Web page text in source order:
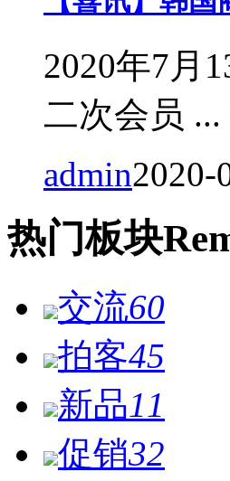
2020年7月
二次会员 ...
admin2020-
热门板块
交流60
拍客45
新品11
促销32